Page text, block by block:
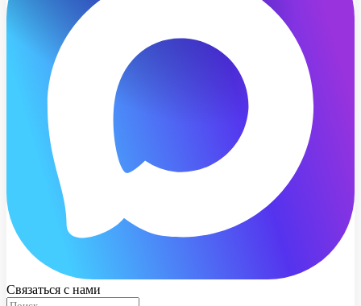
Связаться с нами